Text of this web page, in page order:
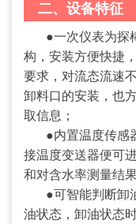
二、设备特征
●一次仪表为探
构，安装方便快捷
要求，对流态流速
卸料口的安装，也
取信息；
●内置温度传感
接温度变送器便可
和对含水率测量结
●可智能判断卸
油状态，卸油状态